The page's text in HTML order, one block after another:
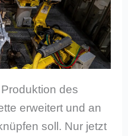
des
erweitert und an
soll. Nur jetzt